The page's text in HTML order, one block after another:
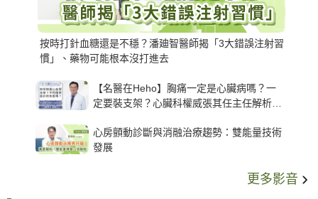
按時打針血糖還是不穩？潘廸智醫師揭「3大錯誤注射習
慣」、藥物可能根本沒打進去
【名醫在Heho】胸痛一定是心臟病嗎？一
定要裝支架？心臟科權威張其任主任解析支
心房顫動診斷與消融治療趨勢：雙能量技術
發展
更多影音